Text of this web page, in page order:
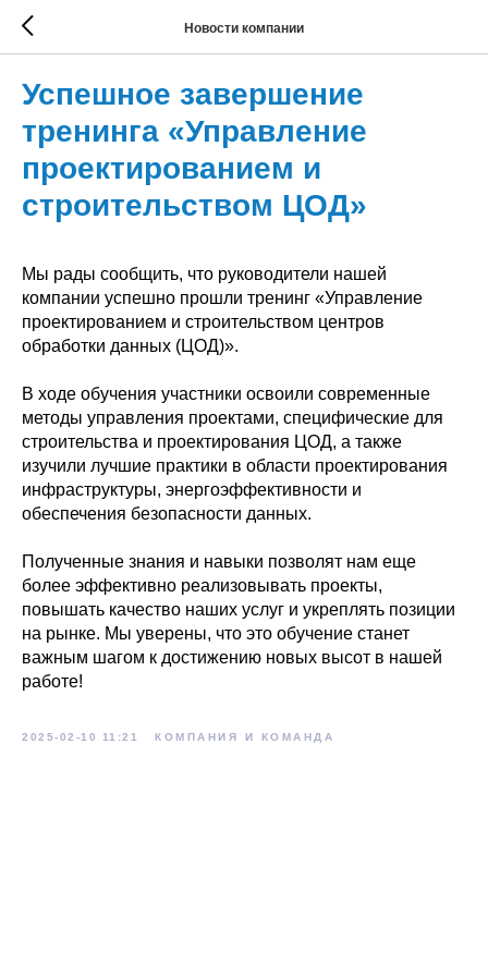
Новости компании
Успешное завершение
тренинга «Управление
проектированием и
строительством ЦОД»
Мы рады сообщить, что руководители нашей
компании успешно прошли тренинг «Управление
проектированием и строительством центров
обработки данных (ЦОД)».
В ходе обучения участники освоили современные
методы управления проектами, специфические для
строительства и проектирования ЦОД, а также
изучили лучшие практики в области проектирования
инфраструктуры, энергоэффективности и
обеспечения безопасности данных.
Полученные знания и навыки позволят нам еще
более эффективно реализовывать проекты,
повышать качество наших услуг и укреплять позиции
на рынке. Мы уверены, что это обучение станет
важным шагом к достижению новых высот в нашей
работе!
2025-02-10 11:21 КОМПАНИЯ И КОМАНДА